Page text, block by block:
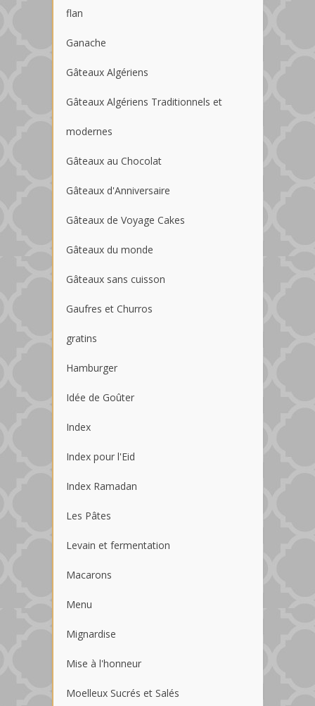
flan
Ganache
Gâteaux Algériens
Gâteaux Algériens Traditionnels et
modernes
Gâteaux au Chocolat
Gâteaux d'Anniversaire
Gâteaux de Voyage Cakes
Gâteaux du monde
Gâteaux sans cuisson
Gaufres et Churros
gratins
Hamburger
Idée de Goûter
Index
Index pour l'Eid
Index Ramadan
Les Pâtes
Levain et fermentation
Macarons
Menu
Mignardise
Mise à l'honneur
Moelleux Sucrés et Salés